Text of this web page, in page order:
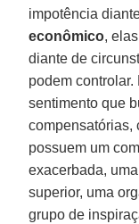
impotência
econômico,
diante de
podem
sentimento que
compensatórias,
possuem um
exacerbada,
superior, uma
grupo de